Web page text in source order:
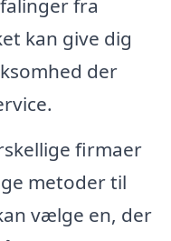
fra
kan give dig
der
firmaer
metoder til
vælge en, der